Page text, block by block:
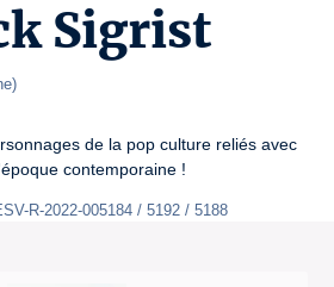
Sigrist
)
de la pop culture reliés avec
contemporaine !
R-2022-005184 / 5192 / 5188